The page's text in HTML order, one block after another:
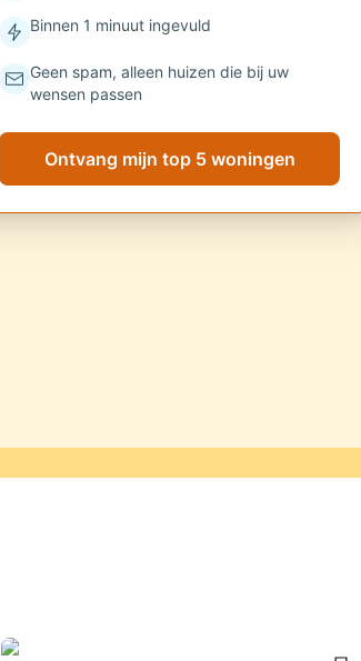
Binnen 1 minuut ingevuld
Geen spam, alleen huizen die bij uw
wensen passen
Ontvang mijn top 5 woningen